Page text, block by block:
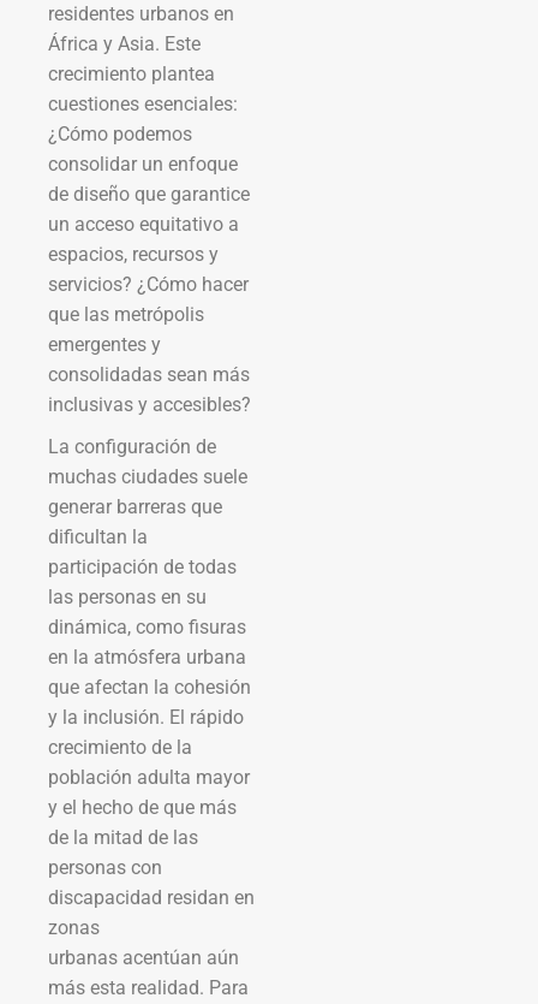
residentes urbanos en
África y Asia. Este
crecimiento plantea
cuestiones esenciales:
¿Cómo podemos
consolidar un enfoque
de diseño que garantice
un acceso equitativo a
espacios, recursos y
servicios? ¿Cómo hacer
que las metrópolis
emergentes y
consolidadas sean más
inclusivas y accesibles?
La configuración de
muchas ciudades suele
generar barreras que
dificultan la
participación de todas
las personas en su
dinámica, como fisuras
en la atmósfera urbana
que afectan la cohesión
y la inclusión. El rápido
crecimiento de la
población adulta mayor
y el hecho de que más
de la mitad de las
personas con
discapacidad residan en
zonas
urbanas acentúan aún
más esta realidad. Para